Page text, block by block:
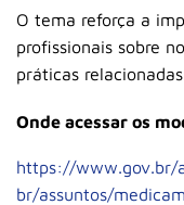
O tema reforça a
profissionais sobre
práticas
Onde acessar os
https://www.gov.br/
br/assuntos/